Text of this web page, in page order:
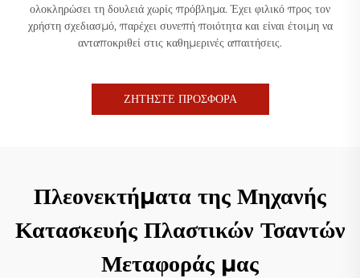
ολοκληρώσει τη δουλειά χωρίς πρόβλημα. Έχει φιλικό προς τον
χρήστη σχεδιασμό, παρέχει συνεπή ποιότητα και είναι έτοιμη να
ανταποκριθεί στις καθημερινές απαιτήσεις.
ΖΗΤΗΣΤΕ ΠΡΟΣΦΟΡΑ
Πλεονεκτήματα της Μηχανής
Κατασκευής Πλαστικών Τσαντών
Μεταφοράς μας